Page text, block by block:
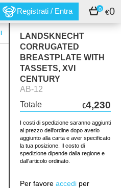
Registrati / Entra 0 €0
LANDSKNECHT
CORRUGATED
BREASTPLATE WITH
TASSETS, XVI
CENTURY
AB-12
Totale
€4,230
I costi di spedizione saranno aggiunti
al prezzo dell'ordine dopo averlo
aggiunto alla carta e aver specificato
la tua posizione. Il costo di
spedizione dipende dalla regione e
dall'articolo ordinato.
Per favore accedi per